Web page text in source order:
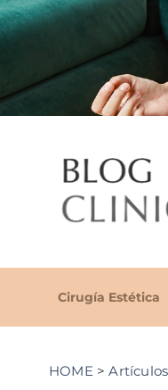
Cirugía Estética
HOME >